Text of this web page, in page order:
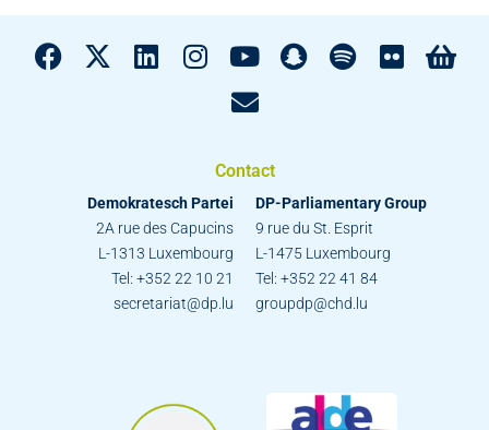
Contact
Demokratesch Partei
2A rue des Capucins
L-1313 Luxembourg
Tel: +352 22 10 21
secretariat@dp.lu
DP-Parliamentary Group
9 rue du St. Esprit
L-1475 Luxembourg
Tel: +352 22 41 84
groupdp@chd.lu